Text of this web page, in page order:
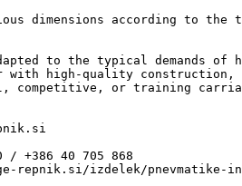
dimensions according to the
to the typical demands of
with high-quality
competitive, or training
/ +386 40 705 868
repnik.si/izdelek/pnevmatike-